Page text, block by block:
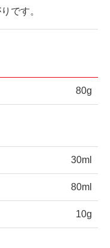
です。
80g
30ml
80ml
10g